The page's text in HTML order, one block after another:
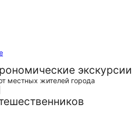
местных жителей города